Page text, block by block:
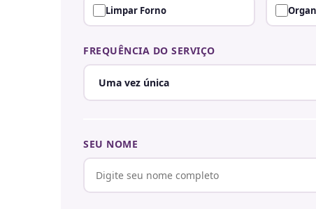
Limpar Forno
FREQUÊNCIA DO SERVIÇO
SEU NOME